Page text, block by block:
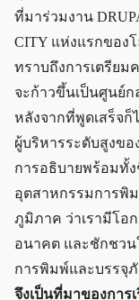
ที่มาร่วมงาน
CITY แห่งแรกของ
ทราบถึงการเตรียม
จะก้าวขึ้นเป็นศูนย์
หลังจากที่พูดเสร็จ
ผู้บริหารระดับสูงขอ
การอธิบายพร้อมทั้
อุตสาหกรรมการพิ
ภูมิภาค ว่าเรามีโอ
อนาคต และชักชวน
การพิมพ์และบรรจุ
จึงเป็นที่มาของการ